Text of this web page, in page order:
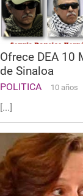
Ofrece DEA 10
de Sinaloa
POLITICA 10 años
[...]